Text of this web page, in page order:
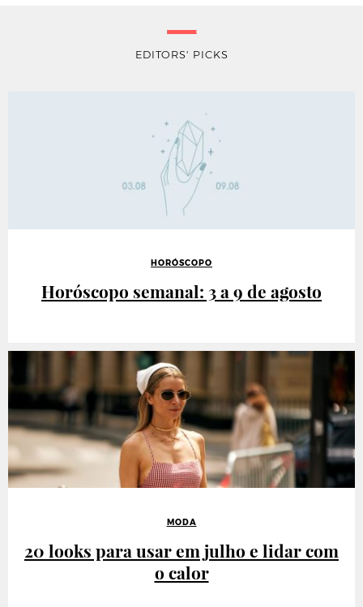
EDITORS' PICKS
HORÓSCOPO
Horóscopo semanal: 3 a 9 de agosto
MODA
20 looks para usar em julho e lidar com
o calor